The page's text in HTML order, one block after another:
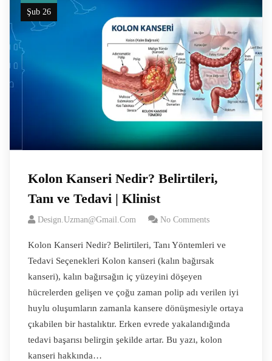
Şub 26
Kolon Kanseri Nedir? Belirtileri,
Tanı ve Tedavi | Klinist
Design.uzman@gmail.com No Comments
Kolon Kanseri Nedir? Belirtileri, Tanı Yöntemleri ve
Tedavi Seçenekleri Kolon kanseri (kalın bağırsak
kanseri), kalın bağırsağın iç yüzeyini döşeyen
hücrelerden gelişen ve çoğu zaman polip adı verilen iyi
huylu oluşumların zamanla kansere dönüşmesiyle ortaya
çıkabilen bir hastalıktır. Erken evrede yakalandığında
tedavi başarısı belirgin şekilde artar. Bu yazı, kolon
kanseri hakkında…